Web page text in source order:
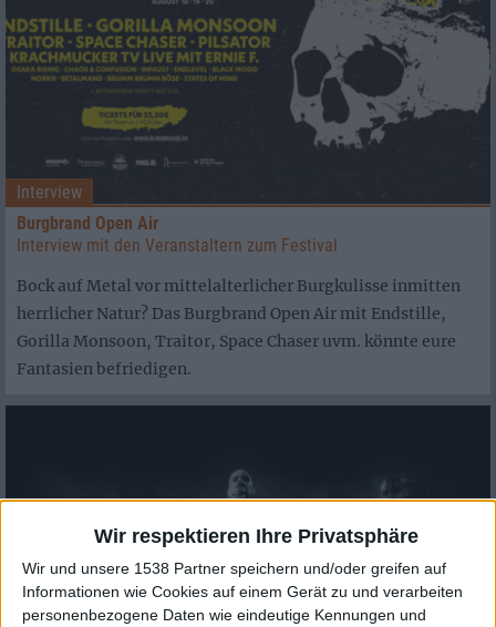
Wir respektieren Ihre Privatsphäre
Wir und unsere 1538 Partner speichern und/oder greifen auf
Informationen wie Cookies auf einem Gerät zu und verarbeiten
personenbezogene Daten wie eindeutige Kennungen und
Interview
Burgbrand Open Air
Interview mit den Veranstaltern zum Festival
Bock auf Metal vor mittelalterlicher Burgkulisse inmitten
herrlicher Natur? Das Burgbrand Open Air mit Endstille,
Gorilla Monsoon, Traitor, Space Chaser uvm. könnte eure
Fantasien befriedigen.